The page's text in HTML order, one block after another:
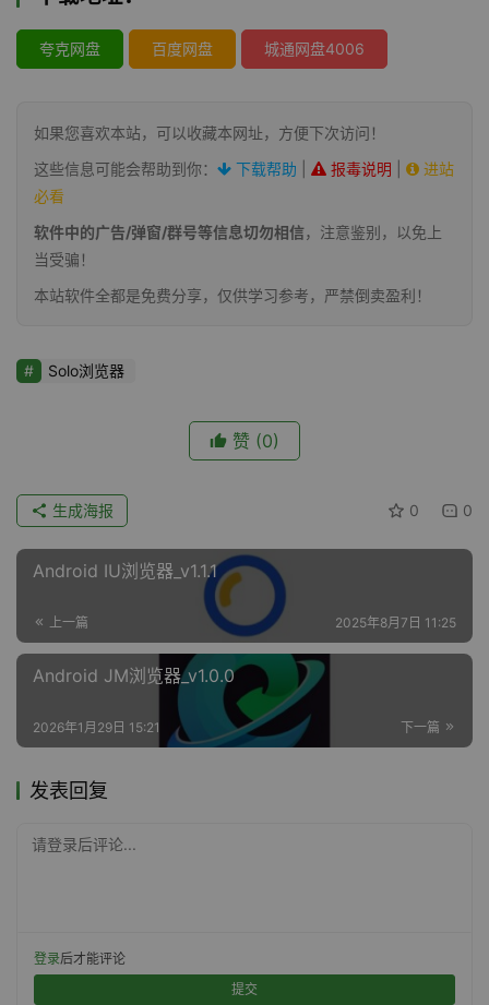
夸克网盘 百度网盘 城通网盘4006
如果您喜欢本站，可以收藏本网址，方便下次访问！
这些信息可能会帮助到你：
下载帮助 报毒说明
进站
必看
软件中的广告/弹窗/群号等信息切勿相信，注意鉴别，以免上
当受骗！
本站软件全都是免费分享，仅供学习参考，严禁倒卖盈利！
Solo浏览器
赞 (0)
0 0
生成海报
Android IU浏览器_v1.1.1
上一篇 2025年8月7日 11:25
Android JM浏览器_v1.0.0
下一篇
2026年1月29日 15:21
发表回复
请登录后评论...
登录后才能评论
提交